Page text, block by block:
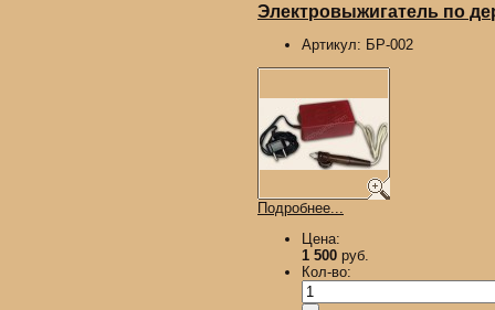
Электровыжигатель по
Артикул: БР-002
Подробнее...
Цена:
1 500 руб.
Кол-во: